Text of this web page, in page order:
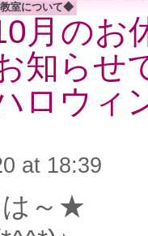
室について◆
月のお
知ら
ロウィ
at 18:39
は～★